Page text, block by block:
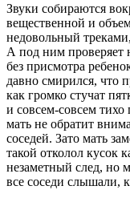
Звуки собираются
вещественной и
недовольный
А под ним проверяет
без присмотра
давно смирился, что
как громко стучат
и совсем-совсем
мать не обратит
соседей. Зато мать
такой отколол кусок
незаметный след, но
все соседи слышали,